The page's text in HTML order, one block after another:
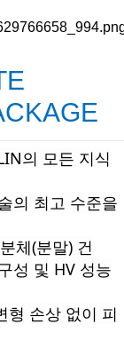
의 모든 지식
의 최고 수준을
체(분말) 건
성 및 HV 성능
형 손상 없이 피